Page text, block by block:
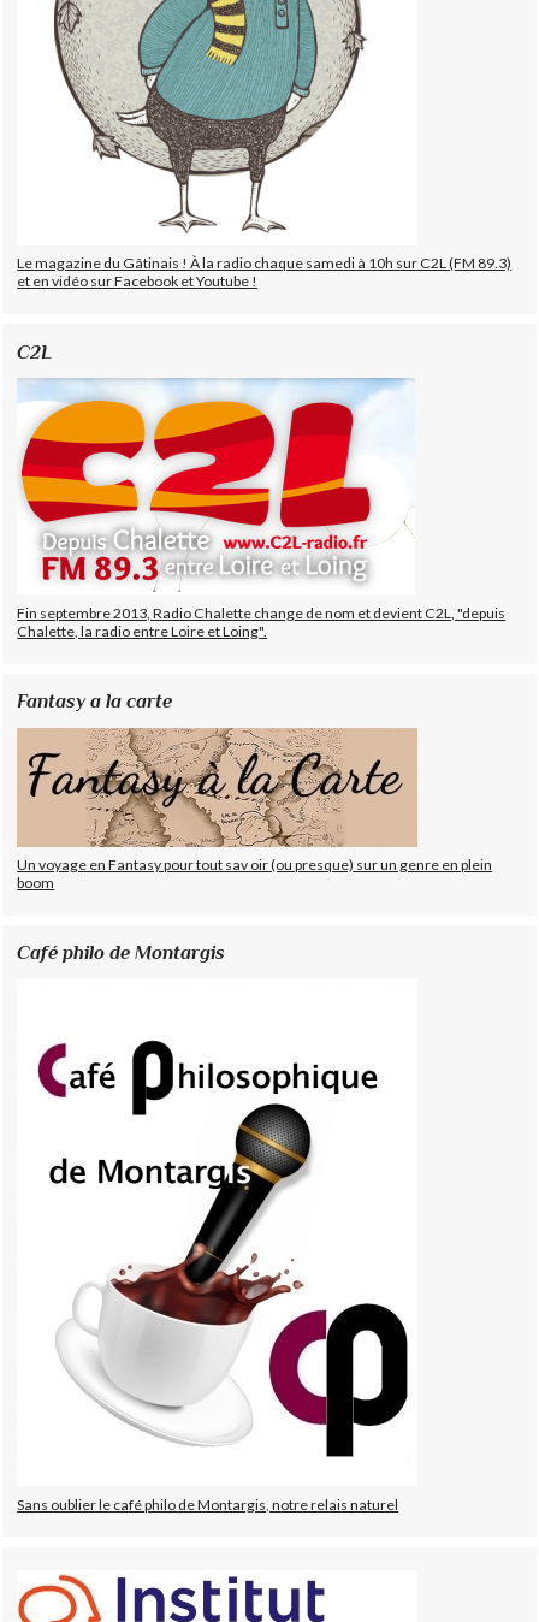
Le magazine du Gâtinais ! À la radio chaque samedi à 10h sur C2L (FM 89.3)
et en vidéo sur Facebook et Youtube !
C2L
Fin septembre 2013, Radio Chalette change de nom et devient C2L, "depuis
Chalette, la radio entre Loire et Loing".
Fantasy a la carte
Un voyage en Fantasy pour tout sav oir (ou presque) sur un genre en plein
boom
Café philo de Montargis
Sans oublier le café philo de Montargis, notre relais naturel